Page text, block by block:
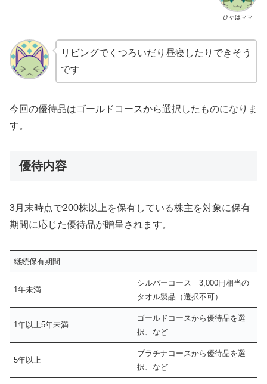
ひゃはママ
リビングでくつろいだり昼寝したりできそう
です
今回の優待品はゴールドコースから選択したものになりま
す。
優待内容
3月末時点で200株以上を保有している株主を対象に保有
期間に応じた優待品が贈呈されます。
継続保有期間
1年未満
シルバーコース 3,000円相当の
タオル製品（選択不可）
1年以上5年未満
ゴールドコースから優待品を選
択、など
5年以上
プラチナコースから優待品を選
択、など